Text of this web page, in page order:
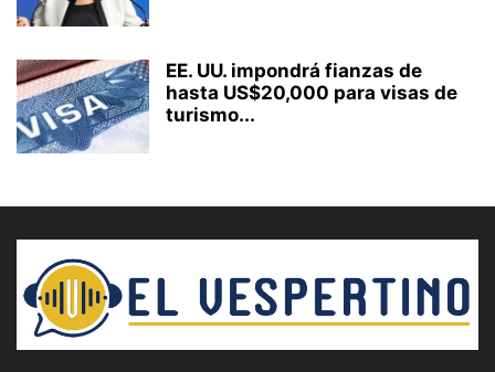
EE. UU. impondrá fianzas de
hasta US$20,000 para visas de
turismo...